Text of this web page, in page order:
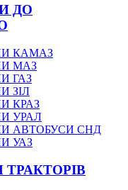
ДО
КАМАЗ
МАЗ
ГАЗ
ЗІЛ
КРАЗ
УРАЛ
АВТОБУСИ СНД
УАЗ